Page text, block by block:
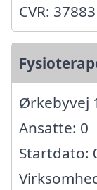
CVR:
Ørkebyvej
Ansatte: 0
Startdato: